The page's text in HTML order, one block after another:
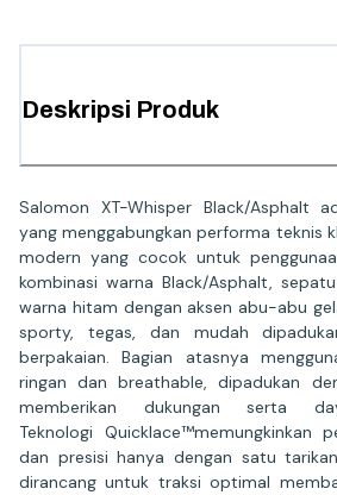
Deskripsi Produk
Salomon XT-Whisper Black/Asphalt
yang menggabungkan performa teknis
modern yang cocok untuk
kombinasi warna Black/Asphalt,
warna hitam dengan aksen abu-abu
sporty, tegas, dan mudah
berpakaian. Bagian atasnya
ringan dan breathable, dipadukan
memberikan dukungan serta
Teknologi Quicklace™memungkinkan
dan presisi hanya dengan satu
dirancang untuk traksi optimal